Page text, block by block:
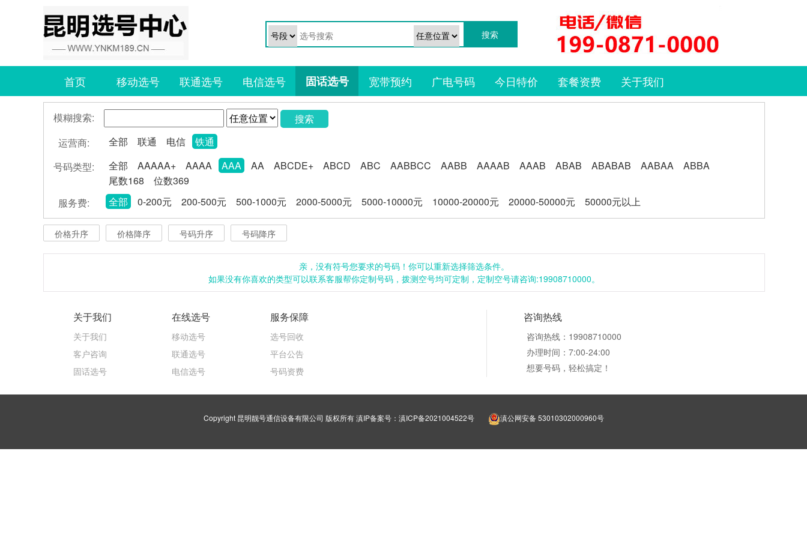
首页 移动选号 联通选号 电信选号 固话选号 宽带预约 广电号码 今日特价 套餐资费 关于我们
模糊搜索:
搜索
运营商:
全部 联通 电信
铁通
号码类型:
全部 AAAAA+ AAAA AAA AA ABCDE+ ABCD ABC AABBCC AABB AAAAB AAAB ABAB ABABAB AABAA
ABBA
尾数168
位数369
服务费:
全部 0-200元 200-500元 500-1000元 2000-5000元 5000-10000元 10000-20000元 20000-50000元 50000元以上
价格升序 价格降序 号码升序 号码降序
亲，没有符号您要求的号码！你可以重新选择筛选条件。
如果没有你喜欢的类型可以联系客服帮你定制号码，拨测空号均可定制，定制空号请咨询:19908710000。
关于我们
关于我们
客户咨询
固话选号
在线选号
移动选号
联通选号
电信选号
服务保障
选号回收
平台公告
号码资费
咨询热线
咨询热线：19908710000
办理时间：7:00-24:00
想要号码，轻松搞定！
Copyright 昆明靓号通信设备有限公司 版权所有滇IP备案号：滇ICP备2021004522号 滇公网安备 53010302000960号